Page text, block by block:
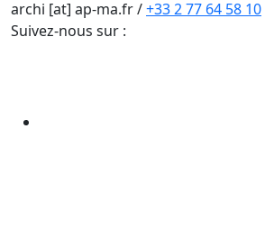
archi [at] ap-ma.fr/+33 2 77 64 58 10
Suivez-nous sur :